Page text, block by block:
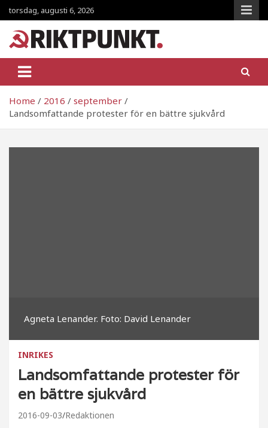
Skip
to
content
torsdag, augusti 6, 2026
RiktpunKt.nu
Home 2016
september
Landsomfattande protester för en bättre sjukvård
Agneta Lenander. Foto: David Lenander
INRIKES
Landsomfattande protester för
en bättre sjukvård
2016-09-03 Redaktionen